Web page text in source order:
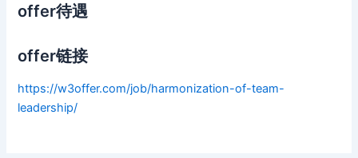
offer待遇
offer链接
https://w3offer.com/job/harmonization-of-team-
leadership/